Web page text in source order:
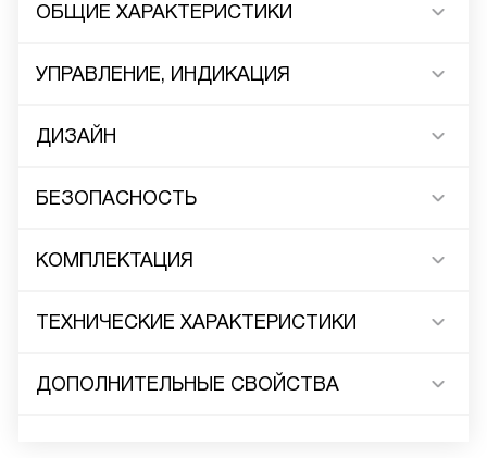
ОБЩИЕ ХАРАКТЕРИСТИКИ
УПРАВЛЕНИЕ, ИНДИКАЦИЯ
ДИЗАЙН
БЕЗОПАСНОСТЬ
КОМПЛЕКТАЦИЯ
ТЕХНИЧЕСКИЕ ХАРАКТЕРИСТИКИ
ДОПОЛНИТЕЛЬНЫЕ СВОЙСТВА